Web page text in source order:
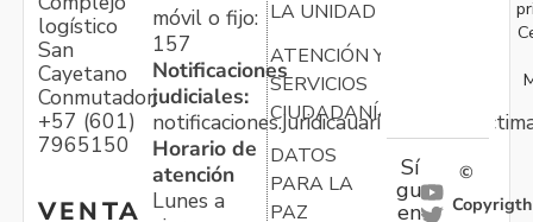
logístico
San
Cayetano
Conmutador:
+57 (601)
7965150
VENTA
móvil o fijo:
157
Notificaciones
judiciales:
Horario de
atención
Lunes a
LA UNIDAD
ATENCIÓN Y
SERVICIOS
CIUDADANÍA
DATOS
PARA LA
PAZ
Sí
gu
en
©
Copyrigth